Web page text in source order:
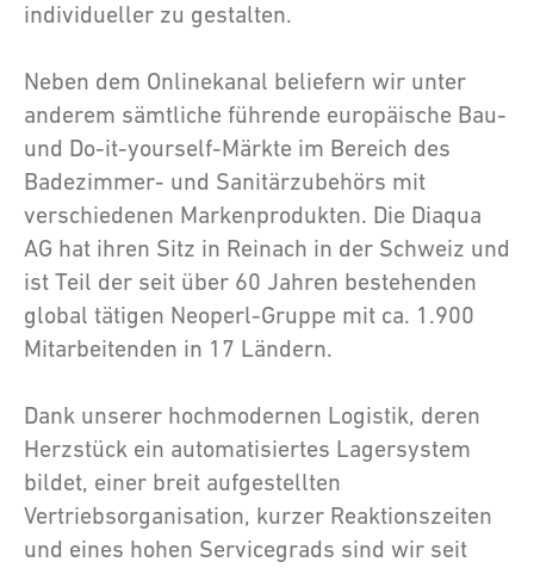
individueller zu gestalten.
Neben dem Onlinekanal beliefern wir unter
anderem sämtliche führende europäische Bau-
und Do-it-yourself-Märkte im Bereich des
Badezimmer- und Sanitärzubehörs mit
verschiedenen Markenprodukten. Die Diaqua
AG hat ihren Sitz in Reinach in der Schweiz und
ist Teil der seit über 60 Jahren bestehenden
global tätigen Neoperl-Gruppe mit ca. 1.900
Mitarbeitenden in 17 Ländern.
Dank unserer hochmodernen Logistik, deren
Herzstück ein automatisiertes Lagersystem
bildet, einer breit aufgestellten
Vertriebsorganisation, kurzer Reaktionszeiten
und eines hohen Servicegrads sind wir seit